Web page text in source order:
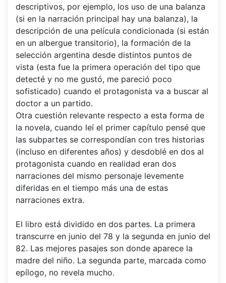
descriptivos, por ejemplo, los uso de una balanza
(si en la narración principal hay una balanza), la
descripción de una película condicionada (si están
en un albergue transitorio), la formación de la
selección argentina desde distintos puntos de
vista (esta fue la primera operación del tipo que
detecté y no me gustó, me pareció poco
sofisticado) cuando el protagonista va a buscar al
doctor a un partido.
Otra cuestión relevante respecto a esta forma de
la novela, cuando leí el primer capítulo pensé que
las subpartes se correspondían con tres historias
(incluso en diferentes años) y desdoblé en dos al
protagonista cuando en realidad eran dos
narraciones del mismo personaje levemente
diferidas en el tiempo más una de estas
narraciones extra.
El libro está dividido en dos partes. La primera
transcurre en junio del 78 y la segunda en junio del
82. Las mejores pasajes son donde aparece la
madre del niño. La segunda parte, marcada como
epílogo, no revela mucho.